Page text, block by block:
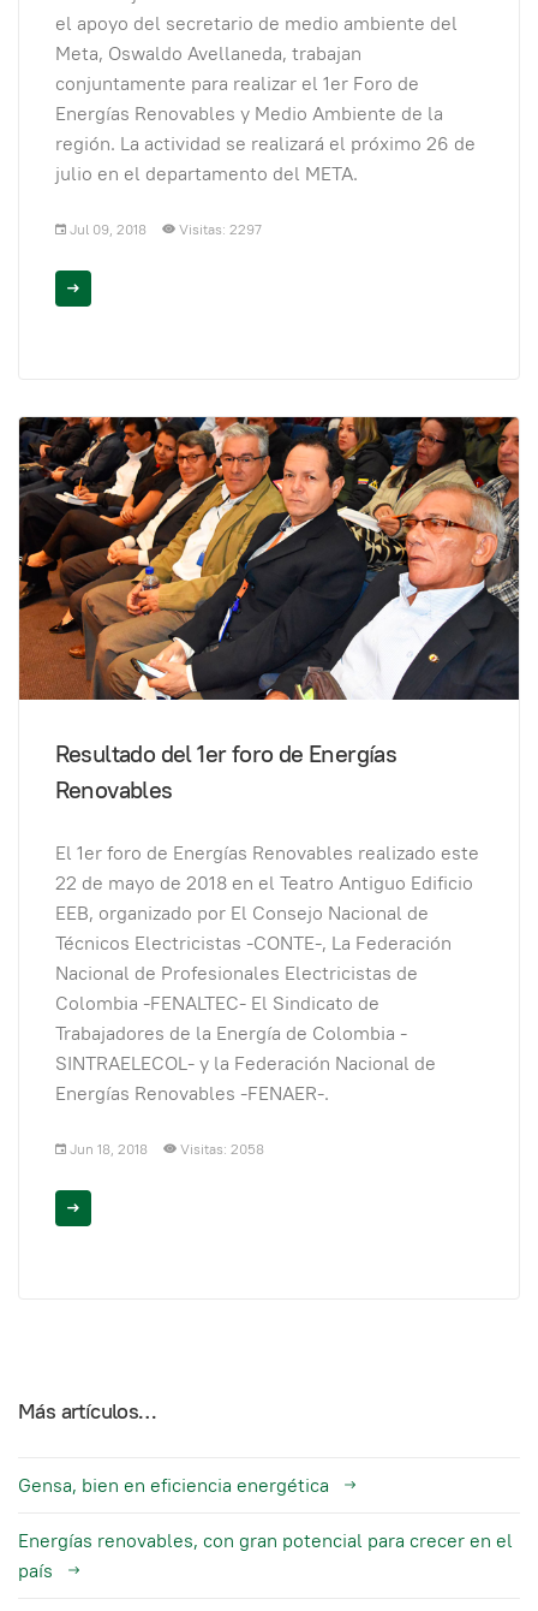
el apoyo del secretario de medio ambiente del
Meta, Oswaldo Avellaneda, trabajan
conjuntamente para realizar el 1er Foro de
Energías Renovables y Medio Ambiente de la
región. La actividad se realizará el próximo 26 de
julio en el departamento del META.
Jul 09, 2018 Visitas: 2297
Resultado del 1er foro de Energías
Renovables
El 1er foro de Energías Renovables realizado este
22 de mayo de 2018 en el Teatro Antiguo Edificio
EEB, organizado por El Consejo Nacional de
Técnicos Electricistas -CONTE-, La Federación
Nacional de Profesionales Electricistas de
Colombia -FENALTEC- El Sindicato de
Trabajadores de la Energía de Colombia -
SINTRAELECOL- y la Federación Nacional de
Energías Renovables -FENAER-.
Jun 18, 2018 Visitas: 2058
Más artículos…
Gensa, bien en eficiencia energética
Energías renovables, con gran potencial para crecer en el
país